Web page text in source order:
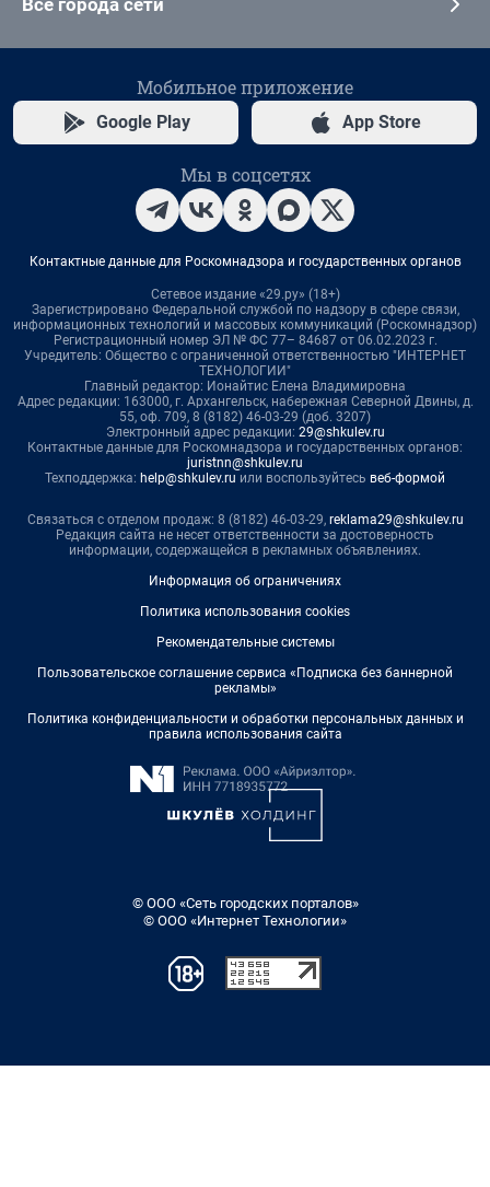
Все города сети
Мобильное приложение
Google Play App Store
Мы в соцсетях
Контактные данные для Роскомнадзора и государственных органов
Сетевое издание «29.ру» (18+)
Зарегистрировано Федеральной службой по надзору в сфере связи,
информационных технологий и массовых коммуникаций (Роскомнадзор)
Регистрационный номер ЭЛ № ФС 77– 84687 от 06.02.2023 г.
Учредитель: Общество с ограниченной ответственностью "ИНТЕРНЕТ
ТЕХНОЛОГИИ"
Главный редактор: Ионайтис Елена Владимировна
Адрес редакции: 163000, г. Архангельск, набережная Северной Двины, д.
55, оф. 709, 8 (8182) 46-03-29 (доб. 3207)
Электронный адрес редакции: 29@shkulev.ru
Контактные данные для Роскомнадзора и государственных органов:
juristnn@shkulev.ru
Техподдержка: help@shkulev.ru или воспользуйтесь веб-формой
Связаться с отделом продаж: 8 (8182) 46-03-29, reklama29@shkulev.ru
Редакция сайта не несет ответственности за достоверность
информации, содержащейся в рекламных объявлениях.
Информация об ограничениях
Политика использования cookies
Рекомендательные системы
Пользовательское соглашение сервиса «Подписка без баннерной
рекламы»
Политика конфиденциальности и обработки персональных данных и
правила использования сайта
© ООО «Сеть городских порталов»
© ООО «Интернет Технологии»